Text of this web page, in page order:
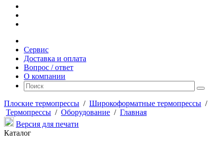
Сервис
Доставка и оплата
Вопрос / ответ
О компании
Плоские термопрессы / Широкоформатные термопрессы /
Термопрессы / Оборудование / Главная
Версия для печати
Каталог